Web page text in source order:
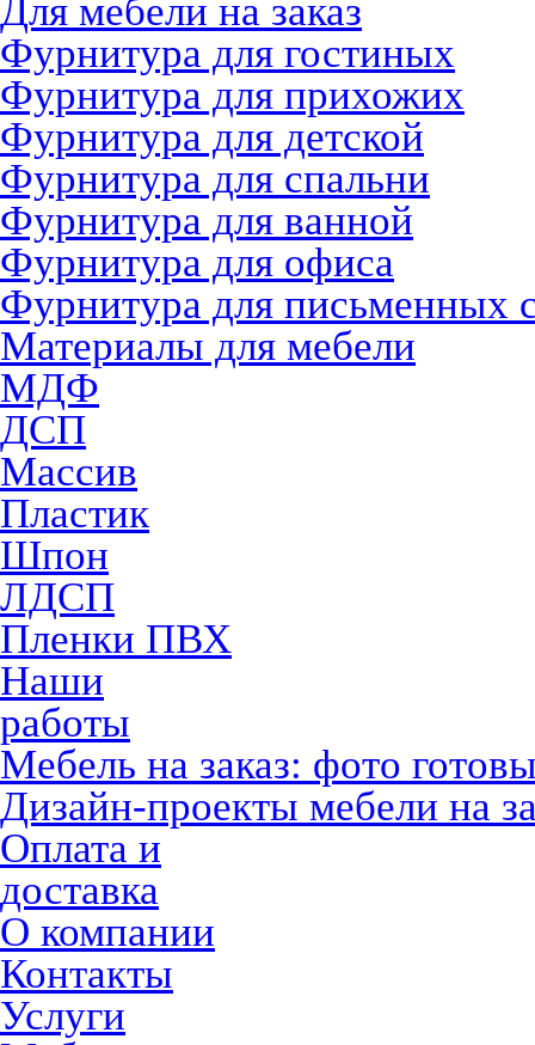
Для мебели на заказ
Фурнитура для гостиных
Фурнитура для прихожих
Фурнитура для детской
Фурнитура для спальни
Фурнитура для ванной
Фурнитура для офиса
Фурнитура для письменных
Материалы для мебели
МДФ
ДСП
Массив
Пластик
Шпон
ЛДСП
Пленки ПВХ
Наши
работы
Мебель на заказ: фото
Дизайн-проекты мебели на
Оплата и
доставка
О компании
Контакты
Услуги